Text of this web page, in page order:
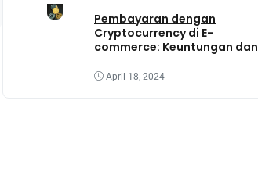
Pembayaran dengan
Cryptocurrency di E-
commerce: Keuntungan dan
April 18, 2024